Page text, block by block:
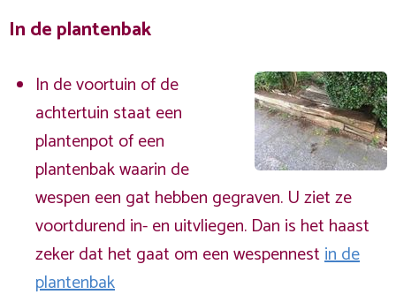
In de plantenbak
In de voortuin of de
achtertuin staat een
plantenpot of een
plantenbak waarin de
wespen een gat hebben gegraven. U ziet ze
voortdurend in- en uitvliegen. Dan is het haast
zeker dat het gaat om een wespennestin de
plantenbak